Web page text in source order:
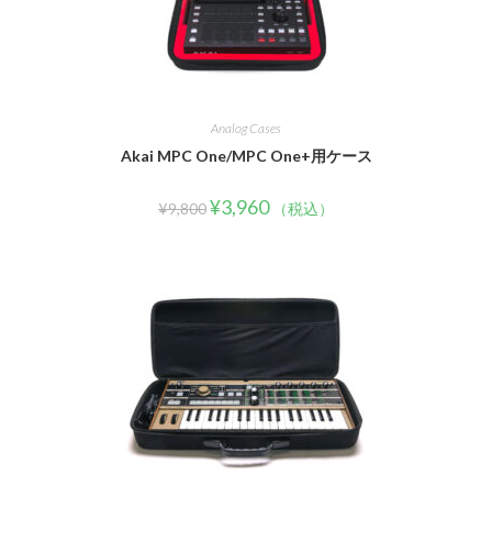
Analog Cases
Akai MPC One/MPC One+用ケース
¥9,800¥3,960 （税込）